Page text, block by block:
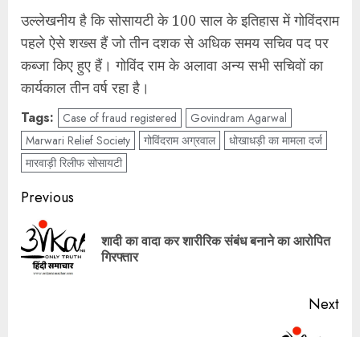
उल्‍लेखनीय है कि सोसायटी के 100 साल के इतिहास में गोविंदराम
पहले ऐसे शख्‍स हैं जो तीन दशक से अधिक समय सचिव पद पर
कब्‍जा किए हुए हैं। गोविंद राम के अलावा अन्‍य सभी सचिवों का
कार्यकाल तीन वर्ष रहा है।
Tags: Case of fraud registered
Govindram Agarwal
Marwari Relief Society
गोविंदराम अग्रवाल
धोखाधड़ी का मामला दर्ज
मारवाड़ी रिलीफ सोसायटी
Post
navigation
Previous
शादी का वादा कर शारीरिक संबंध बनाने का आरोपित
गिरफ्तार
Next